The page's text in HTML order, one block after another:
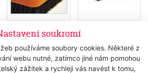
soukromí
používáme soubory cookies. Některé z
webu nutné, zatímco jiné nám pomohou
zážitek a rychleji vás navést k tomu,